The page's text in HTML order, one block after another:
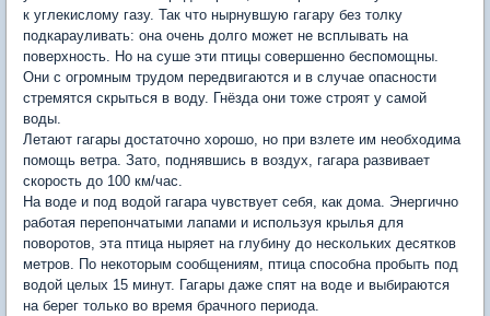
к углекислому газу. Так что нырнувшую гагару без толку
подкарауливать: она очень долго может не всплывать на
поверхность. Но на суше эти птицы совершенно беспомощны.
Они с огромным трудом передвигаются и в случае опасности
стремятся скрыться в воду. Гнёзда они тоже строят у самой
воды.
Летают гагары достаточно хорошо, но при взлете им необходима
помощь ветра. Зато, поднявшись в воздух, гагара развивает
скорость до 100 км/час.
На воде и под водой гагара чувствует себя, как дома. Энергично
работая перепончатыми лапами и используя крылья для
поворотов, эта птица ныряет на глубину до нескольких десятков
метров. По некоторым сообщениям, птица способна пробыть под
водой целых 15 минут. Гагары даже спят на воде и выбираются
на берег только во время брачного периода.